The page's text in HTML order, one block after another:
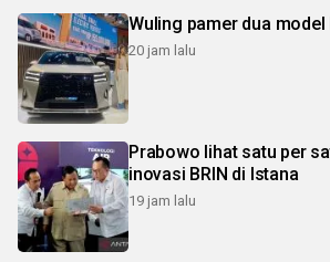
Wuling pamer dua model
20 jam lalu
Prabowo lihat satu per
inovasi BRIN di Istana
19 jam lalu